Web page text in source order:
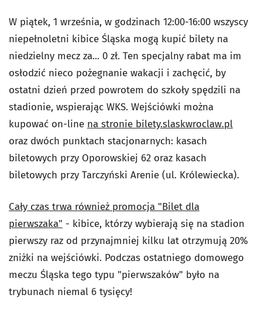
W piątek, 1 września, w godzinach 12:00-16:00 wszyscy
niepełnoletni kibice Śląska mogą kupić bilety na
niedzielny mecz za... 0 zł. Ten specjalny rabat ma im
osłodzić nieco pożegnanie wakacji i zachęcić, by
ostatni dzień przed powrotem do szkoły spędzili na
stadionie, wspierając WKS. Wejściówki można
kupować on-line na stronie bilety.slaskwroclaw.pl
oraz dwóch punktach stacjonarnych: kasach
biletowych przy Oporowskiej 62 oraz kasach
biletowych przy Tarczyński Arenie (ul. Królewiecka).
Cały czas trwa również promocja "Bilet dla
pierwszaka" - kibice, którzy wybierają się na stadion
pierwszy raz od przynajmniej kilku lat otrzymują 20%
zniżki na wejściówki. Podczas ostatniego domowego
meczu Śląska tego typu "pierwszaków" było na
trybunach niemal 6 tysięcy!